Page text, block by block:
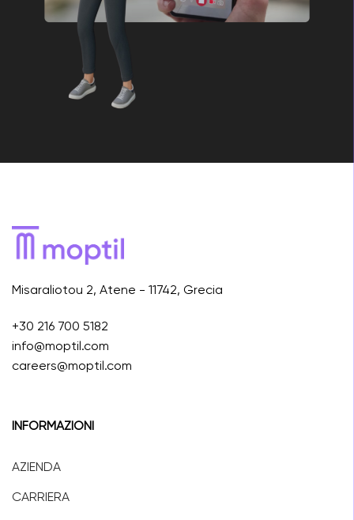
Misaraliotou 2, Atene - 11742, Grecia
+30 216 700 5182
info@moptil.com
careers@moptil.com
INFORMAZIONI
AZIENDA
CARRIERA